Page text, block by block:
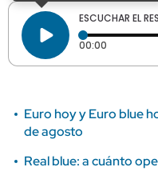
ESCUCHAR EL
00:00 Tiempo
Euro hoy y Euro blue
de agosto
Real blue: a cuánto